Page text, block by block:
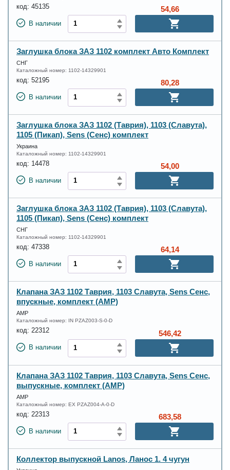
код: 45135
В наличии
54,66
Заглушка блока ЗАЗ 1102 комплект Авто Комплект
СНГ
Каталожный номер: 1102-14329901
код: 52195
В наличии
80,28
Заглушка блока ЗАЗ 1102 (Таврия), 1103 (Славута),
1105 (Пикап), Sens (Сенс) комплект
Украина
Каталожный номер: 1102-14329901
код: 14478
В наличии
54,00
Заглушка блока ЗАЗ 1102 (Таврия), 1103 (Славута),
1105 (Пикап), Sens (Сенс) комплект
СНГ
Каталожный номер: 1102-14329901
код: 47338
В наличии
64,14
Клапана ЗАЗ 1102 Таврия, 1103 Славута, Sens Сенс,
впускные, комплект (АМР)
AMP
Каталожный номер: IN PZAZ003-S-0-D
код: 22312
В наличии
546,42
Клапана ЗАЗ 1102 Таврия, 1103 Славута, Sens Сенс,
выпускные, комплект (АМР)
AMP
Каталожный номер: EX PZAZ004-A-0-D
код: 22313
В наличии
683,58
Коллектор выпускной Lanos, Ланос 1. 4 чугун